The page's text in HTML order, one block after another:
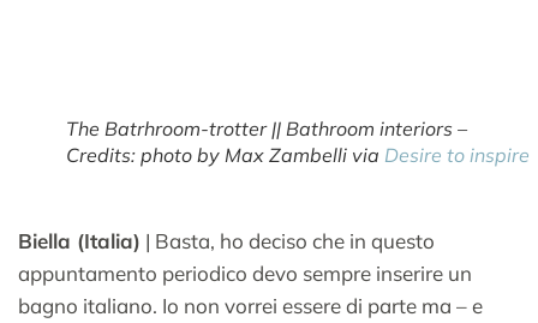
The Batrhroom-trotter || Bathroom interiors –
Credits: photo by Max Zambelli via Desire to inspire
Biella (Italia) | Basta, ho deciso che in questo
appuntamento periodico devo sempre inserire un
bagno italiano. Io non vorrei essere di parte ma – e